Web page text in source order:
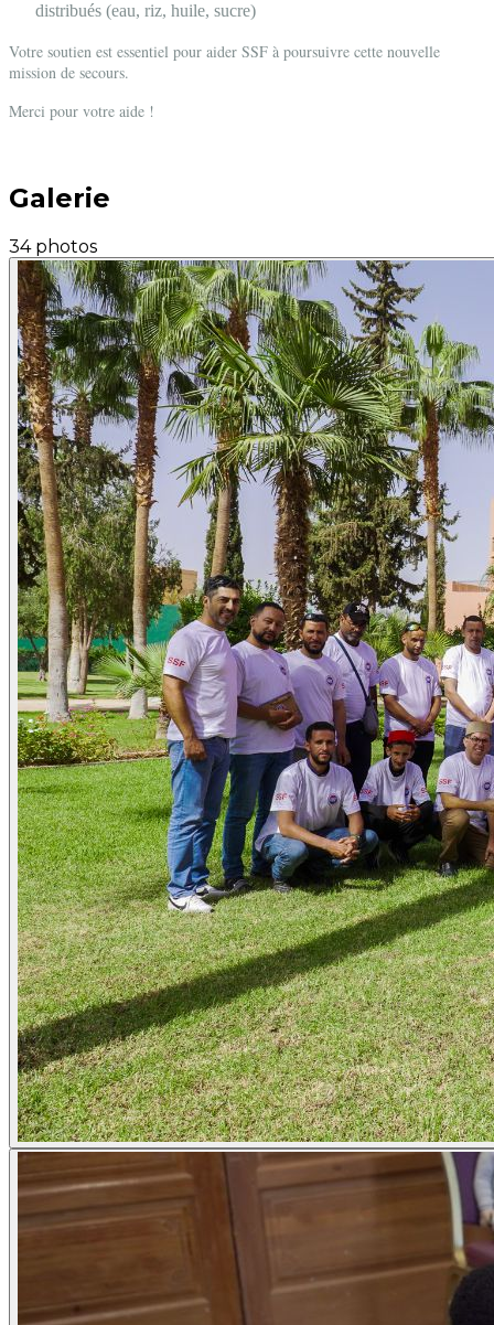
distribués (eau, riz, huile, sucre)
Votre soutien est essentiel pour aider SSF à poursuivre cette nouvelle
mission de secours.
Merci pour votre aide !
Galerie
34 photos